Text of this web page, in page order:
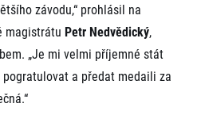
závodu,“ prohlásil na
magistrátu Petr Nedvědický,
„Je mi velmi příjemné stát
a předat medaili za